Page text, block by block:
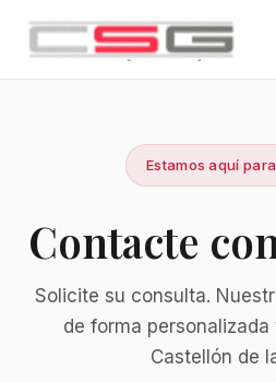
Estamos aquí
Contacte
Solicite su consulta.
de forma
Castellón de